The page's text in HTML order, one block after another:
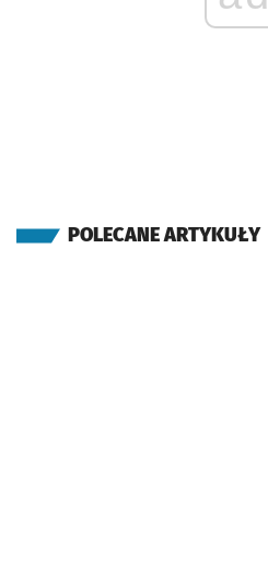
POLECANE ARTYKUŁY